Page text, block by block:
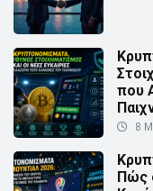
που
8
Πώς